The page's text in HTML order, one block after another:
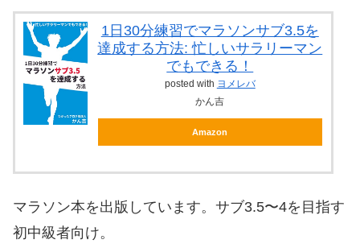
1日30分練習でマラソンサブ3.5を
達成する方法: 忙しいサラリーマン
でもできる！
posted with ヨメレバ
かん吉
Amazon
マラソン本を出版しています。サブ3.5〜4を目指す
初中級者向け。